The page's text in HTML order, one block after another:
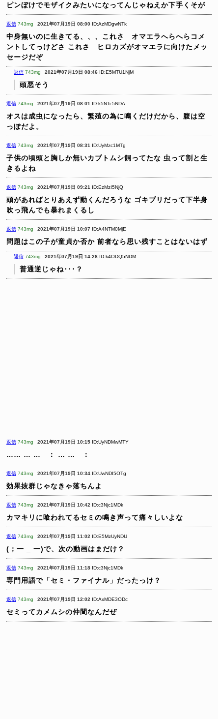
ピンぼけでモザイクみたいになってんじゃねえか下手くそが
返信 743mg 2021年07月19日 08:00 ID:AzMDgwNTk
中身無いのに生きてる、、、これさ オマエラへらへらコメ
ントしてっけどさ これさ ヒロカズがオマエラに向けたメッ
セージだぞ
返信 743mg 2021年07月19日 08:46 ID:E5MTU1NjM
頭悪そう
返信 743mg 2021年07月19日 08:01 ID:k5NTc5NDA
オスは成虫になったら、繁殖の為に鳴くだけだから、腹は空
っぽだよ。
返信 743mg 2021年07月19日 08:31 ID:UyMzc1MTg
子供の頃頭と胸しか無いカブトムシ飼ってたな 虫って割と生
きるよね
返信 743mg 2021年07月19日 09:21 ID:EzMzI5NjQ
頭があればとりあえず動くんだろうな ゴキブリだって下半身
吹っ飛んでも暴れまくるし
返信 743mg 2021年07月19日 10:07 ID:A4NTM0MjE
問題はこの子が童貞か否か 前者なら思い残すことはないはず
返信 743mg 2021年07月19日 14:28 ID:k4ODQ5NDM
普通逆じゃね･･･？
返信 743mg 2021年07月19日 10:15 ID:UyNDMwMTY
…… … … ： … … ：
返信 743mg 2021年07月19日 10:34 ID:UwNDI5OTg
効果抜群じゃなきゃ落ちんよ
返信 743mg 2021年07月19日 10:42 ID:c3Njc1MDk
カマキリに喰われてるセミの鳴き声って痛々しいよな
返信 743mg 2021年07月19日 11:02 ID:E5MzUyNDU
(；一 _ 一)で、次の動画はまだけ？
返信 743mg 2021年07月19日 11:18 ID:c3Njc1MDk
専門用語で「セミ・ファイナル」だったっけ？
返信 743mg 2021年07月19日 12:02 ID:AxMDE3ODc
セミってカメムシの仲間なんだぜ